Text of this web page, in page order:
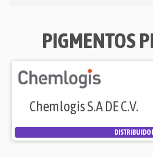
PIGMENTOS
Chemlogis S.A DE C.V.